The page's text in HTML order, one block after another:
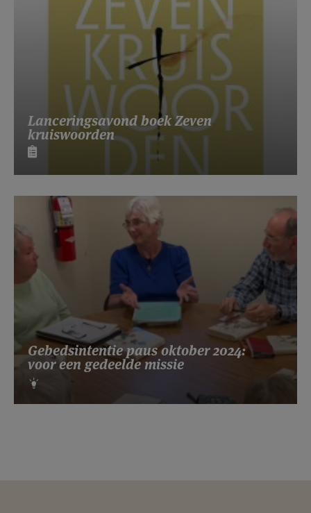
Lanceringsavond boek Zeven
kruiswoorden
Gebedsintentie paus oktober 2024:
voor een gedeelde missie